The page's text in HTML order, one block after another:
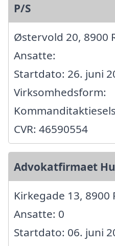
P/S
Østervold 20, 8900
Ansatte:
Startdato: 26. juni
Virksomhedsform:
CVR: 46590554
Advokatfirmaet
Kirkegade 13, 8900
Ansatte: 0
Startdato: 06. juni